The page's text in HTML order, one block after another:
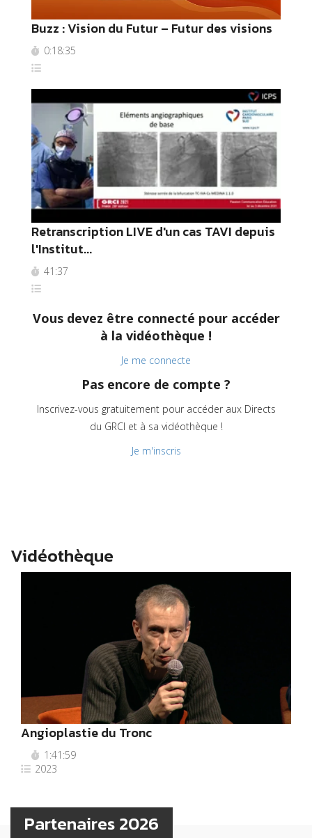
Buzz : Vision du Futur – Futur des visions
0:18:35
Retranscription LIVE d'un cas TAVI depuis
l'Institut...
41:37
Vous devez être connecté pour accéder
à la vidéothèque !
Je me connecte
Pas encore de compte ?
Inscrivez-vous gratuitement pour accéder aux Directs
du GRCI et à sa vidéothèque !
Je m'inscris
Vidéothèque
Angioplastie du Tronc
1:41:59
2023
Partenaires 2026